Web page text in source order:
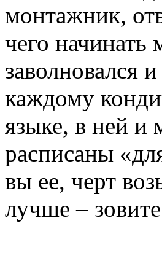
монтажник,
чего
заволновался
каждому
языке, в ней и
расписаны
вы ее, черт
лучше –